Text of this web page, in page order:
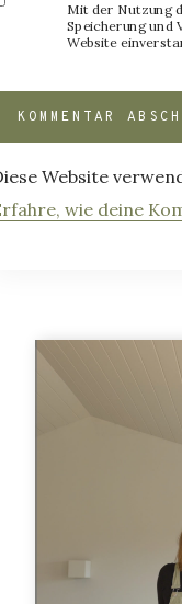
Mit der Nutzung
Speicherung und
Website
Website
wie deine